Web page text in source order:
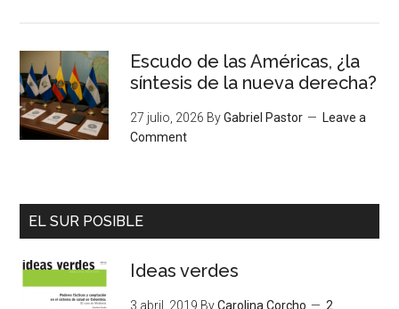
Escudo de las Américas, ¿la
síntesis de la nueva derecha?
27 julio, 2026 ByGabriel Pastor
Leave a
Comment
EL SUR POSIBLE
Ideas verdes
3 abril, 2019 ByCarolina Corcho
2